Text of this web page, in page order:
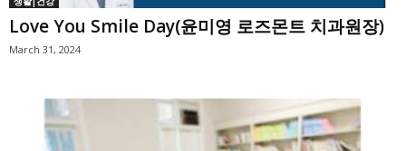
Love You Smile Day(윤미영 로즈몬트 치과원장)
March 31, 2024